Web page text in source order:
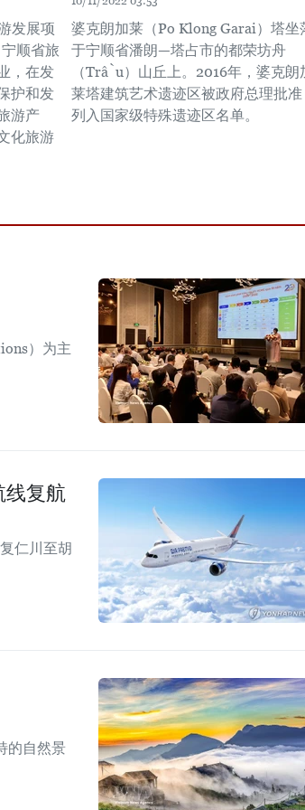
发展项
顺省旅
，在发
护和发
游产
化旅游
婆克朗加莱（Po Klong Garai）塔坐
于宁顺省潘朗—塔占市的都荣坊舟
（Trầu）山丘上。2016年，婆克朗
莱塔建筑艺术遗迹区被政府总理批准
列入国家级特殊遗迹区名单。
）为主
线复航
仁川至胡
的自然景